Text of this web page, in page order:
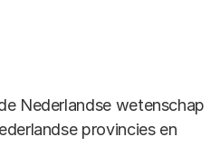
Nederlandse wetenschap
provincies en